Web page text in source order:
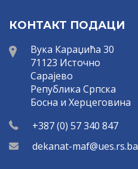
КОНТАКТ ПОДАЦИ
Вука Караџића 30
71123 Источно
Сарајево
Република Српска
Босна и Херцеговина
+387 (0) 57 340 847
dekanat-maf@ues.rs.ba